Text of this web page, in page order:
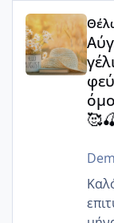
Αύγουστος